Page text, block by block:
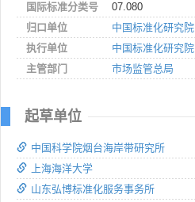
国际标准分类号
07.080
归口单位
中国标准化研究院
执行单位
中国标准化研究院
主管部门
市场监管总局
起草单位
中国科学院烟台海岸带研究所
上海海洋大学
山东弘博标准化服务事务所